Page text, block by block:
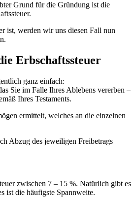
Grund für die Gründung ist die
ist, werden wir uns diesen Fall nun
Erbschaftssteuer
ganz einfach:
Sie im Falle Ihres Ablebens vererben –
Ihres Testaments.
ermittelt, welches an die einzelnen
Abzug des jeweiligen Freibetrags
zwischen 7 – 15 %. Natürlich gibt es
ist die häufigste Spannweite.